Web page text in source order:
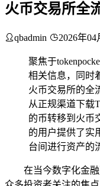
火币交易所全
qbadmin 2026年04
聚焦于
相关信息，同时
火币交易所的全
从正规渠道下载
的币转移到火币
的用户提供了实
台间进行资产的
在当今数字化金